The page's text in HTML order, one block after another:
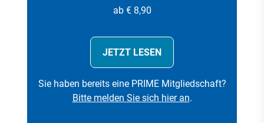
ab € 8,90
JETZT LESEN
Sie haben bereits eine PRIME Mitgliedschaft?
Bitte melden Sie sich hier an.